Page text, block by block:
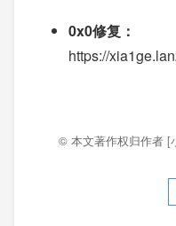
0x0修复：
https://
© 本文著作权归作者 [